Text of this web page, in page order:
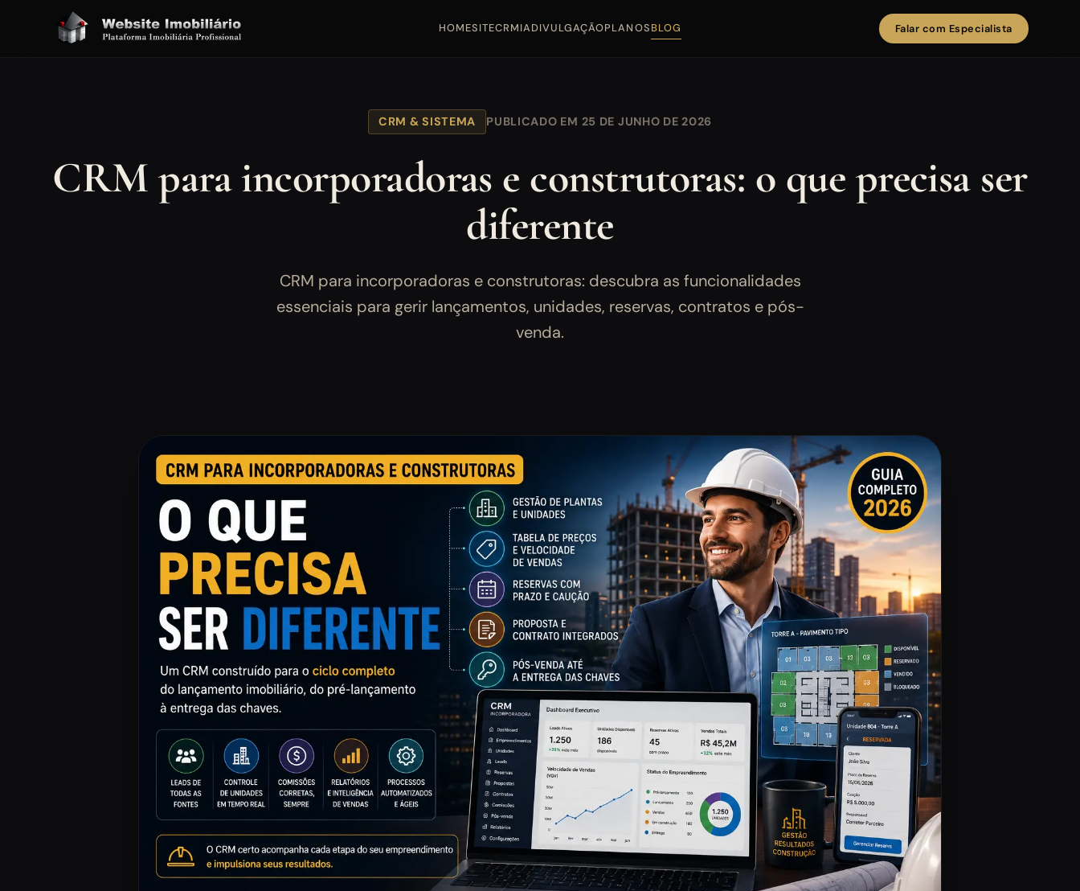
HOMESITECRMIADIVULGAÇÃOPLANOSBLOG Falar com Especialista
CRM & SISTEMA PUBLICADO EM 25 DE JUNHO DE 2026
CRM para incorporadoras e construtoras: o que precisa ser
diferente
CRM para incorporadoras e construtoras: descubra as funcionalidades
essenciais para gerir lançamentos, unidades, reservas, contratos e pós-
venda.